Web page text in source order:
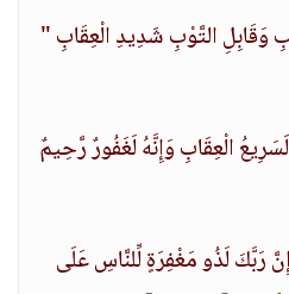
وَقَابِلِ التَّوْبِ شَدِيدِ الْعِقَابِ "
الْعِقَابِ وَإِنَّهُ لَغَفُورٌ رَّحِيمٌ
رَبَّكَ لَذُو مَغْفِرَةٍ لِّلنَّاسِ عَلَى